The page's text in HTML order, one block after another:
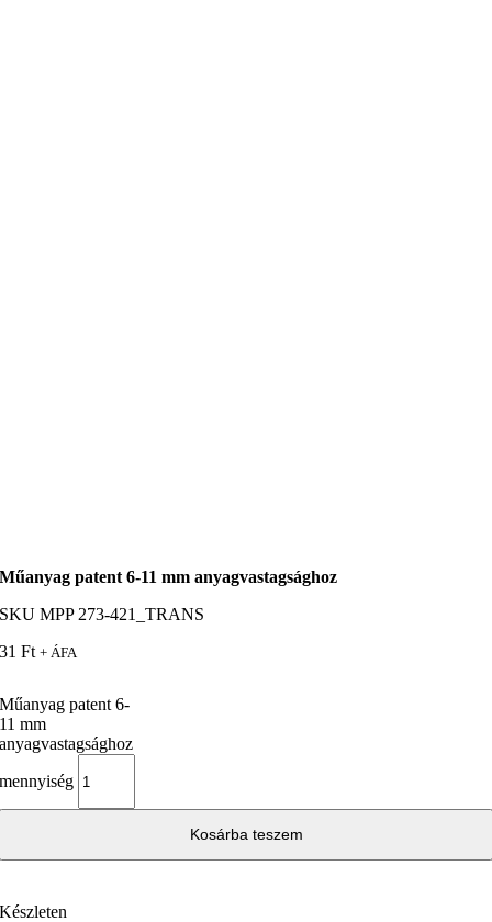
Műanyag patent 6-11 mm anyagvastagsághoz
SKUMPP 273-421_TRANS
31Ft + ÁFA
Műanyag patent 6-
11 mm
anyagvastagsághoz
mennyiség
Kosárba teszem
Készleten